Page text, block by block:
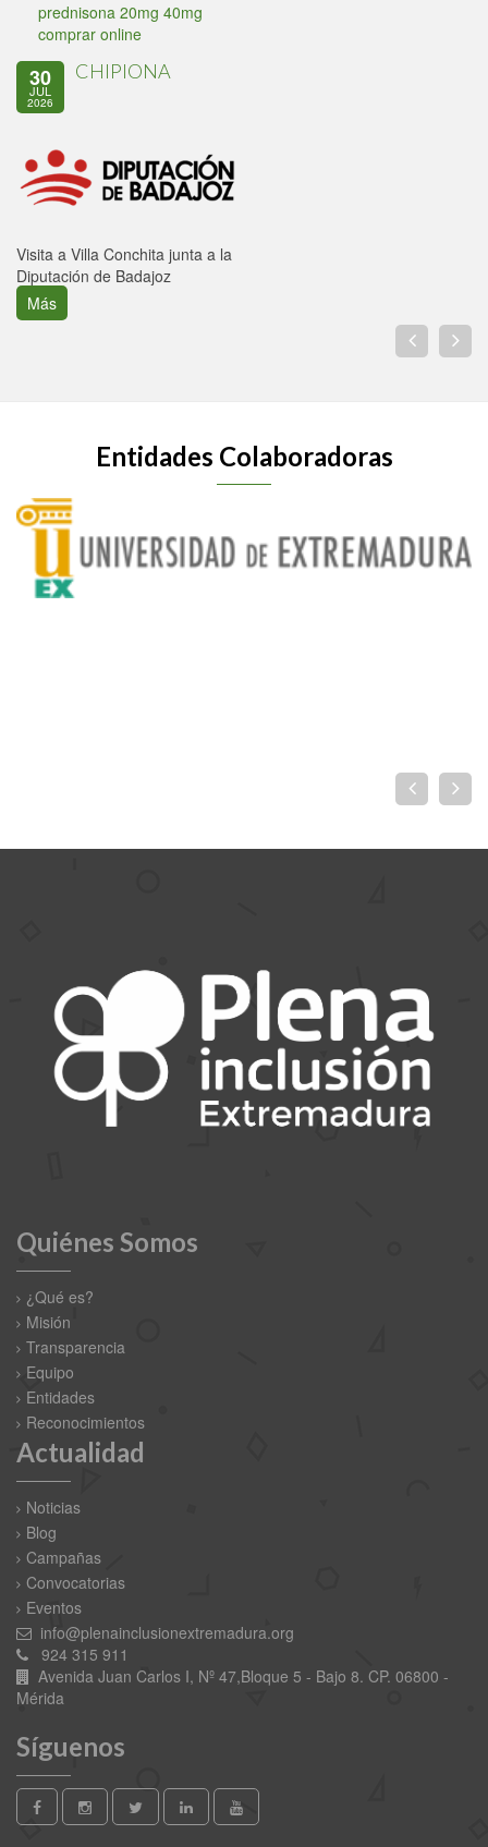
prednisona 20mg 40mg
comprar online
30
JUL
2026
CHIPIONA
Visita a Villa Conchita junta a la
Diputación de Badajoz
Más
Entidades Colaboradoras
Quiénes Somos
¿Qué es?
Misión
Transparencia
Equipo
Entidades
Reconocimientos
Actualidad
Noticias
Blog
Campañas
Convocatorias
Eventos
info@plenainclusionextremadura.org
924 315 911
Avenida Juan Carlos I, Nº 47,Bloque 5 - Bajo 8. CP. 06800 -
Mérida
Síguenos